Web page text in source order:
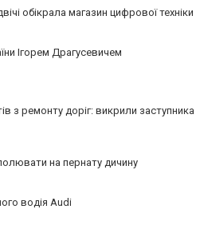
обікрала магазин цифрової техніки
Ігорем Драгусевичем
з ремонту доріг: викрили заступника
на пернату дичину
водія Audi